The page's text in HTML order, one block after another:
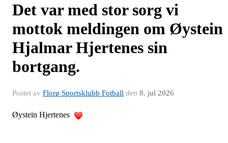
Det var med stor sorg vi
mottok meldingen om Øystein
Hjalmar Hjertenes sin
bortgang.
Postet av Florø Sportsklubb Fotball den 8. jul 2026
Øystein Hjertenes